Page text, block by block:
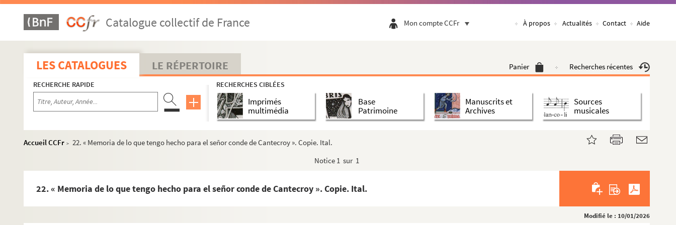
Catalogue collectif de France Mon compte CCFr À propos Actualités Contact Aide
LES CATALOGUES LE RÉPERTOIRE Panier Recherches récentes
RECHERCHE RAPIDE RECHERCHES CIBLÉES
Imprimés
multimédia
Base
Patrimoine
Manuscrits et
Archives
Sources
musicales
Accueil CCFr > 22. « Memoria de lo que tengo hecho para el señor conde de Cantecroy ». Copie. Ital.
Notice 1 sur 1
22. « Memoria de lo que tengo hecho para el señor conde de Cantecroy ». Copie. Ital.
Modifié le : 10/01/2026
Fol. 38-46. Bernardino Roth à François Perrenot, comte de Cantecroy. Venise, 7 novembre 1603-9 janvier 1604. Qua...
Fol. 50. « Sentence rendue au Conseil de Sa Majesté impériale » à l'occasion de contestations survenues entre...
Fol. 55. Hélène Perrenot, comtesse de Saint-Amour, au comte de Cantecroy. Saint-Loup, 18 octobre 1605
Fol. 57. Le comte de Saint-Amour au comte de Cantecroy. 18 octobre 1605
Fol. 59. La comtesse de Saint-Amour au comte de Cantecroy. Gray, 28 décembre 1605
Fol. 61. Le parlement de Dole au comte de Saint-Amour. Dole, 31 janvier 1606
Fol. 62. Le comte de Saint-Amour au parlement de Dole. 10 février 1606
Fol. 64. Bernardino Roth au comte de Cantecroy. Venise, 28 juillet 1606
Fol. 74. La comtesse de Saint-Amour au comte de Cantecroy. Besançon, 18 mai 1607